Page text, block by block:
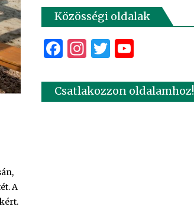
A
Közösségi oldalak
Facebook
Instagram
Twitter
Csatlakozzon oldalamhoz!